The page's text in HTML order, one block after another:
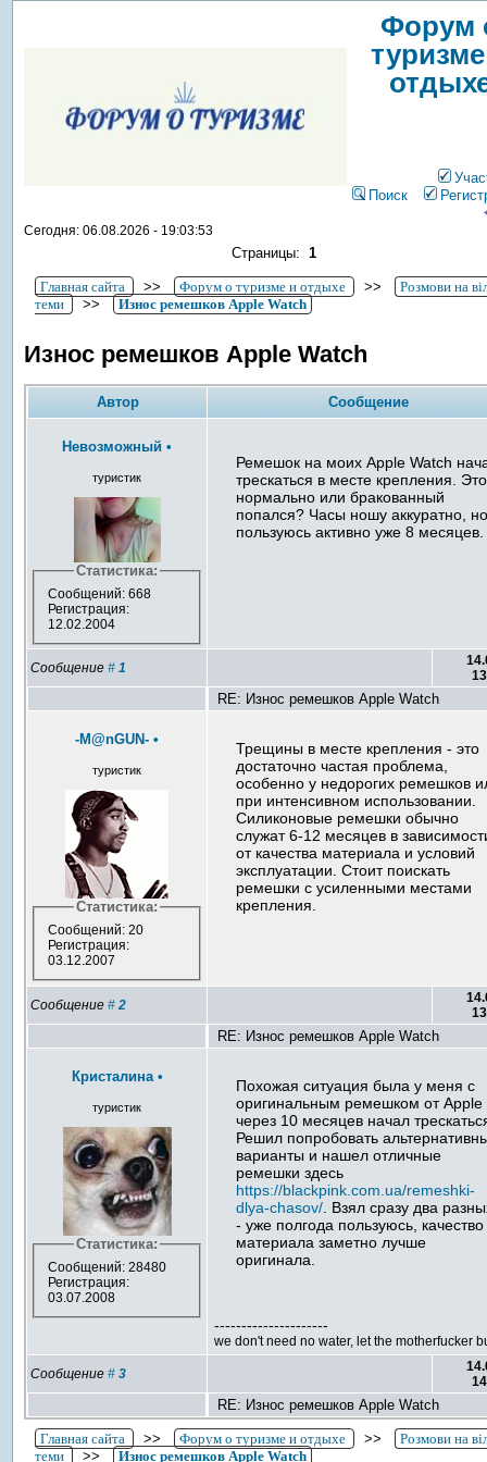
Форум
Поиск
Сегодня: 06.08.2026 - 19:03:53
Страницы:1
Главная сайта >> Форум о туризме и отдыхе >>
Розмови на
теми
>> Износ ремешков Apple Watch
Износ ремешков Apple Watch
Автор Сообщение
Невозможный •
туристик
Статистика:
Сообщений: 668
Регистрация:
12.02.2004
Ремешок на моих Apple Watch
трескаться в месте крепления. Это
нормально или бракованный
попался? Часы ношу аккуратно,
пользуюсь активно уже 8 месяцев.
Сообщение#1
RE: Износ ремешков Apple Watch
-M@nGUN- •
туристик
Статистика:
Сообщений: 20
Регистрация:
03.12.2007
Трещины в месте крепления - это
достаточно частая проблема,
особенно у недорогих ремешков
при интенсивном использовании.
Силиконовые ремешки обычно
служат 6-12 месяцев в
от качества материала и условий
эксплуатации. Стоит поискать
ремешки с усиленными местами
крепления.
Сообщение#2
RE: Износ ремешков Apple Watch
Кристалина •
туристик
Статистика:
Сообщений: 28480
Регистрация:
03.07.2008
Похожая ситуация была у меня с
оригинальным ремешком от Apple
через 10 месяцев начал
Решил попробовать
варианты и нашел отличные
ремешки здесь
https://blackpink.com.ua/remeshki-
dlya-chasov/. Взял сразу два
- уже полгода пользуюсь, качество
материала заметно лучше
оригинала.
---------------------
we don't need no water, let the motherfucker
Сообщение#3
RE: Износ ремешков Apple Watch
Главная сайта >> Форум о туризме и отдыхе >>
Розмови на
теми
>> Износ ремешков Apple Watch